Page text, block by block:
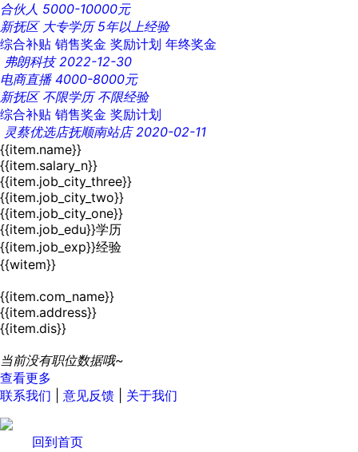
合伙人 5000-10000元
新抚区 大专学历 5年以上经验
综合补贴 销售奖金 奖励计划 年终奖金
弗朗科技 2022-12-30
电商直播 4000-8000元
新抚区 不限学历 不限经验
综合补贴 销售奖金 奖励计划
灵蔡优选店抚顺南站店 2020-02-11
{{item.name}}
{{item.salary_n}}
{{item.job_city_three}}
{{item.job_city_two}}
{{item.job_city_one}}
{{item.job_edu}}学历
{{item.job_exp}}经验
{{witem}}
{{item.com_name}}
{{item.address}}
{{item.dis}}
当前没有职位数据哦~
查看更多
联系我们
意见反馈 关于我们
回到首页